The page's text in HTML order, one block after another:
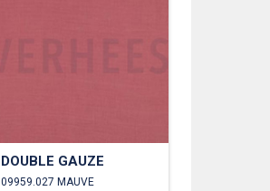
DOUBLE GAUZE
09959.027 MAUVE